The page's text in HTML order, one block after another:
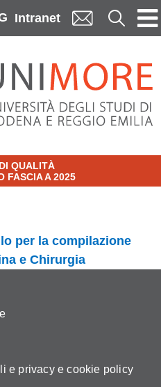
Intranet Cerca
QUALITÀ
FASCIA A 2025
per la compilazione
e Chirurgia
e privacy e cookie policy